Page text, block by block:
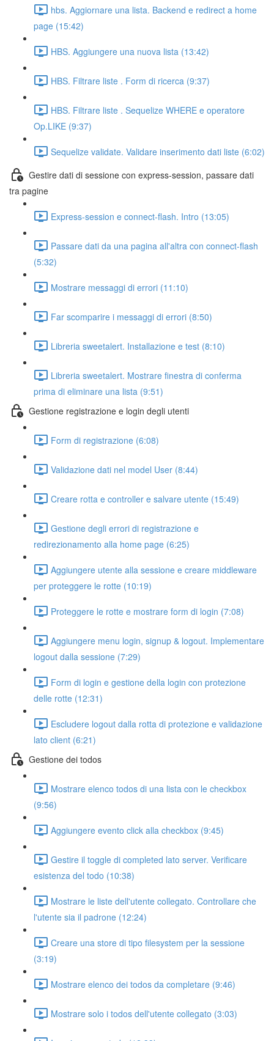
hbs. Aggiornare una lista. Backend e redirect a home
page (15:42)
HBS. Aggiungere una nuova lista (13:42)
HBS. Filtrare liste . Form di ricerca (9:37)
HBS. Filtrare liste . Sequelize WHERE e operatore
Op.LIKE (9:37)
Sequelize validate. Validare inserimento dati liste (6:02)
Gestire dati di sessione con express-session, passare dati
tra pagine
Express-session e connect-flash. Intro (13:05)
Passare dati da una pagina all'altra con connect-flash
(5:32)
Mostrare messaggi di errori (11:10)
Far scomparire i messaggi di errori (8:50)
Libreria sweetalert. Installazione e test (8:10)
Libreria sweetalert. Mostrare finestra di conferma
prima di eliminare una lista (9:51)
Gestione registrazione e login degli utenti
Form di registrazione (6:08)
Validazione dati nel model User (8:44)
Creare rotta e controller e salvare utente (15:49)
Gestione degli errori di registrazione e
redirezionamento alla home page (6:25)
Aggiungere utente alla sessione e creare middleware
per proteggere le rotte (10:19)
Proteggere le rotte e mostrare form di login (7:08)
Aggiungere menu login, signup & logout. Implementare
logout dalla sessione (7:29)
Form di login e gestione della login con protezione
delle rotte (12:31)
Escludere logout dalla rotta di protezione e validazione
lato client (6:21)
Gestione dei todos
Mostrare elenco todos di una lista con le checkbox
(9:56)
Aggiungere evento click alla checkbox (9:45)
Gestire il toggle di completed lato server. Verificare
esistenza del todo (10:38)
Mostrare le liste dell'utente collegato. Controllare che
l'utente sia il padrone (12:24)
Creare una store di tipo filesystem per la sessione
(3:19)
Mostrare elenco dei todos da completare (9:46)
Mostrare solo i todos dell'utente collegato (3:03)